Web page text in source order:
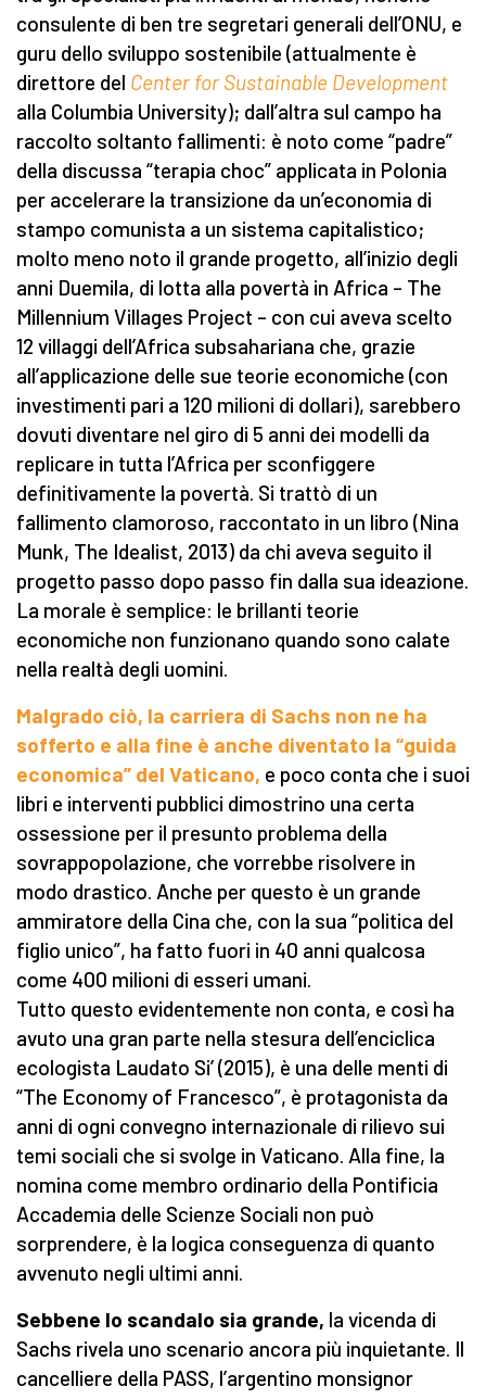
consulente di ben tre segretari generali dell’ONU, e
guru dello sviluppo sostenibile (attualmente è
direttore del Center for Sustainable Development
alla Columbia University); dall’altra sul campo ha
raccolto soltanto fallimenti: è noto come “padre”
della discussa “terapia choc” applicata in Polonia
per accelerare la transizione da un’economia di
stampo comunista a un sistema capitalistico;
molto meno noto il grande progetto, all’inizio degli
anni Duemila, di lotta alla povertà in Africa – The
Millennium Villages Project – con cui aveva scelto
12 villaggi dell’Africa subsahariana che, grazie
all’applicazione delle sue teorie economiche (con
investimenti pari a 120 milioni di dollari), sarebbero
dovuti diventare nel giro di 5 anni dei modelli da
replicare in tutta l’Africa per sconfiggere
definitivamente la povertà. Si trattò di un
fallimento clamoroso, raccontato in un libro (Nina
Munk, The Idealist, 2013) da chi aveva seguito il
progetto passo dopo passo fin dalla sua ideazione.
La morale è semplice: le brillanti teorie
economiche non funzionano quando sono calate
nella realtà degli uomini.
Malgrado ciò, la carriera di Sachs non ne ha
sofferto e alla fine è anche diventato la “guida
economica” del Vaticano, e poco conta che i suoi
libri e interventi pubblici dimostrino una certa
ossessione per il presunto problema della
sovrappopolazione, che vorrebbe risolvere in
modo drastico. Anche per questo è un grande
ammiratore della Cina che, con la sua “politica del
figlio unico”, ha fatto fuori in 40 anni qualcosa
come 400 milioni di esseri umani.
Tutto questo evidentemente non conta, e così ha
avuto una gran parte nella stesura dell’enciclica
ecologista Laudato Si’ (2015), è una delle menti di
“The Economy of Francesco”, è protagonista da
anni di ogni convegno internazionale di rilievo sui
temi sociali che si svolge in Vaticano. Alla fine, la
nomina come membro ordinario della Pontificia
Accademia delle Scienze Sociali non può
sorprendere, è la logica conseguenza di quanto
avvenuto negli ultimi anni.
Sebbene lo scandalo sia grande, la vicenda di
Sachs rivela uno scenario ancora più inquietante. Il
cancelliere della PASS, l’argentino monsignor